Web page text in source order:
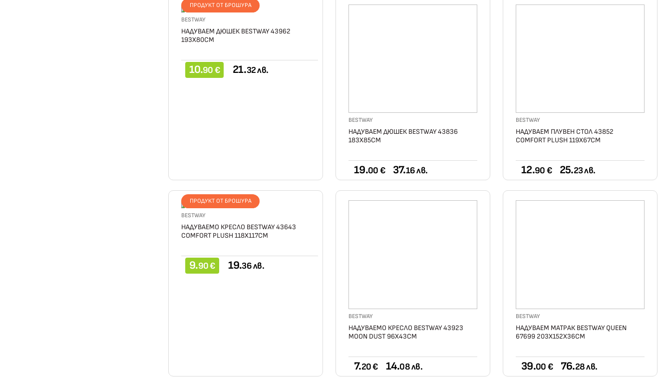
ПРОДУКТ ОТ БРОШУРА
BESTWAY
НАДУВАЕМ ДЮШЕК BESTWAY 43962
193Х80СМ
10.90 € 21.32 лв.
BESTWAY
НАДУВАЕМ ДЮШЕК BESTWAY 43836
183X85СМ
19.00 € 37.16 лв.
BESTWAY
НАДУВАЕМ ПЛУВЕН СТОЛ 43852
COMFORT PLUSH 119Х67СМ
12.90 € 25.23 лв.
ПРОДУКТ ОТ БРОШУРА
BESTWAY
НАДУВАЕМО КРЕСЛО BESTWAY 43643
COMFORT PLUSH 118Х117СМ
9.90 € 19.36 лв.
BESTWAY
НАДУВАЕМО КРЕСЛО BESTWAY 43923
MOON DUST 96Х43СМ
7.20 € 14.08 лв.
BESTWAY
НАДУВАЕМ МАТРАК BESTWAY QUEEN
67699 203Х152Х36СМ
39.00 € 76.28 лв.